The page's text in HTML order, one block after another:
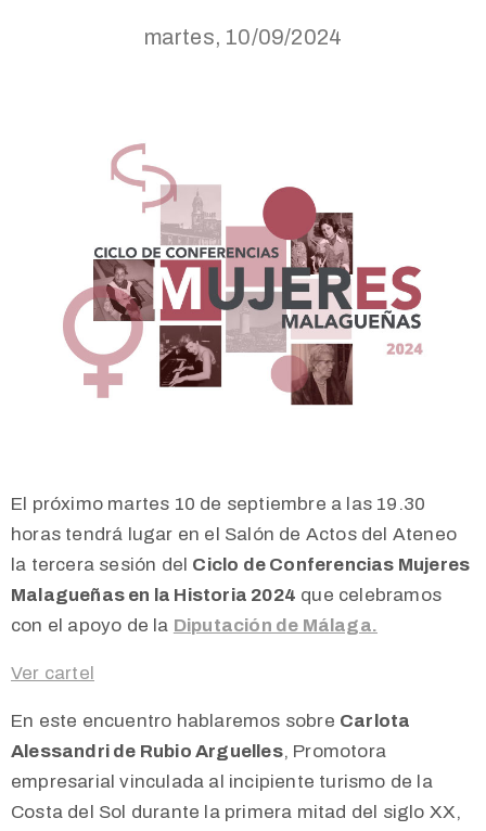
martes, 10/09/2024
El próximo martes 10 de septiembre a las 19.30
horas tendrá lugar en el Salón de Actos del Ateneo
la tercera sesión del Ciclo de Conferencias Mujeres
Malagueñas en la Historia 2024 que celebramos
con el apoyo de la Diputación de Málaga.
Ver cartel
En este encuentro hablaremos sobre Carlota
Alessandri de Rubio Arguelles, Promotora
empresarial vinculada al incipiente turismo de la
Costa del Sol durante la primera mitad del siglo XX,